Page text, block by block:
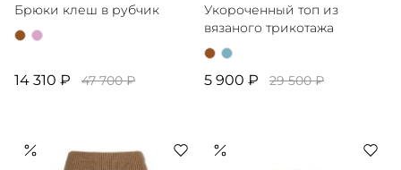
Брюки клеш в рубчик
14 310 ₽ 47 700 ₽
Укороченный топ из
вязаного трикотажа
5 900 ₽ 29 500 ₽